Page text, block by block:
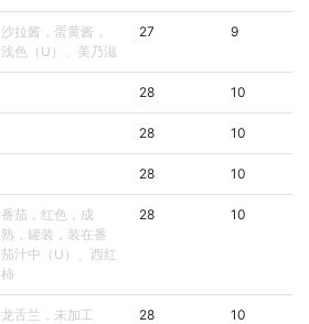
沙拉酱，蛋黄酱，
浅色（U）、美乃滋
27 9
28 10
28 10
28 10
番茄，红色，成
熟，罐装，装在番
茄汁中（U）、西红
柿
28 10
龙舌兰，未加工
28 10